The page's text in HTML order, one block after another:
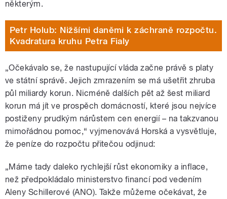
některým.
Petr Holub: Nižšími daněmi k záchraně rozpočtu.
Kvadratura kruhu Petra Fialy
„Očekávalo se, že nastupující vláda začne právě s platy
ve státní správě. Jejich zmrazením se má ušetřit zhruba
půl miliardy korun. Nicméně dalších pět až šest miliard
korun má jít ve prospěch domácností, které jsou nejvíce
postiženy prudkým nárůstem cen energií – na takzvanou
mimořádnou pomoc,“ vyjmenovává Horská a vysvětluje,
že peníze do rozpočtu přitečou odjinud:
„Máme tady daleko rychlejší růst ekonomiky a inflace,
než předpokládalo ministerstvo financí pod vedením
Aleny Schillerové (ANO). Takže můžeme očekávat, že